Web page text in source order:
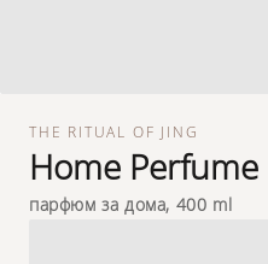
THE RITUAL OF JING
Home Perfume
парфюм за дома, 400 ml